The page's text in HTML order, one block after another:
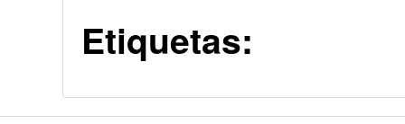
Etiquetas: